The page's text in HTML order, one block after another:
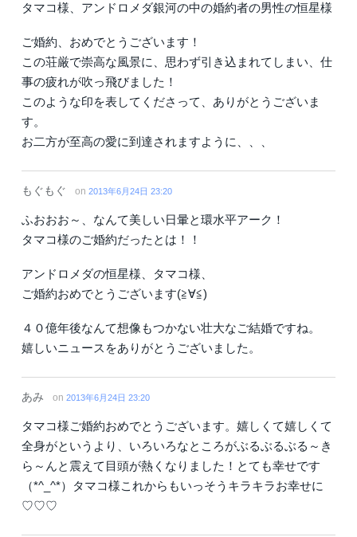
タマコ様、アンドロメダ銀河の中の婚約者の男性の恒星様
ご婚約、おめでとうございます！
この荘厳で崇高な風景に、思わず引き込まれてしまい、仕
事の疲れが吹っ飛びました！
このような印を表してくださって、ありがとうございま
す。
お二方が至高の愛に到達されますように、、、
もぐもぐ on 2013年6月24日 23:20
ふおおお～、なんて美しい日暈と環水平アーク！
タマコ様のご婚約だったとは！！
アンドロメダの恒星様、タマコ様、
ご婚約おめでとうございます(≧∀≦)
４０億年後なんて想像もつかない壮大なご結婚ですね。
嬉しいニュースをありがとうございました。
あみ on 2013年6月24日 23:20
タマコ様ご婚約おめでとうございます。嬉しくて嬉しくて
全身がというより、いろいろなところがぶるぶるぶる～き
ら～んと震えて目頭が熱くなりました！とても幸せです
（*^_^*）タマコ様これからもいっそうキラキラお幸せに
♡♡♡